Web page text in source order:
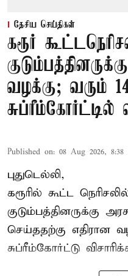
தேசிய செய்திகள்
கரூர்
வழக்கு; வரும்
சுப்ரீம்கோர்ட்டில்
Published on: 08 Aug 2026, 8:38
புதுடெல்லி,
கரூரில் கூட்ட
குடும்பத்தினருக்கு
செய்ததற்கு எதிரான
சுப்ரீம்கோர்ட்டு